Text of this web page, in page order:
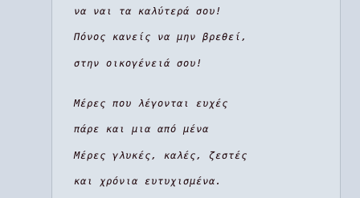
να ναι τα καλύτερά σου!
Πόνος κανείς να μην βρεθεί,
στην οικογένειά σου!
Μέρες που λέγονται ευχές
πάρε και μια από μένα
Μέρες γλυκές, καλές, ζεστές
και χρόνια ευτυχισμένα.